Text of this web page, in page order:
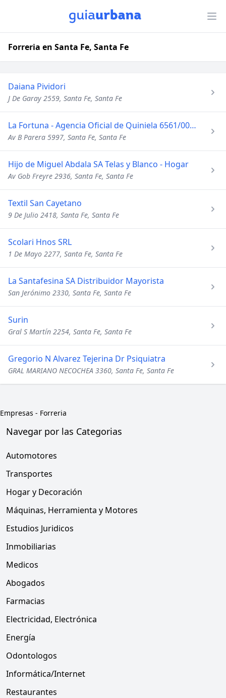
Forreria en Santa Fe, Santa Fe
Daiana Pividori
J De Garay 2559, Santa Fe, Santa Fe
La Fortuna - Agencia Oficial de Quiniela 6561/00 - Telecabin
Av B Parera 5997, Santa Fe, Santa Fe
Hijo de Miguel Abdala SA Telas y Blanco - Hogar
Av Gob Freyre 2936, Santa Fe, Santa Fe
Textil San Cayetano
9 De Julio 2418, Santa Fe, Santa Fe
Scolari Hnos SRL
1 De Mayo 2277, Santa Fe, Santa Fe
La Santafesina SA Distribuidor Mayorista
San Jerónimo 2330, Santa Fe, Santa Fe
Surin
Gral S Martín 2254, Santa Fe, Santa Fe
Gregorio N Alvarez Tejerina Dr Psiquiatra
GRAL MARIANO NECOCHEA 3360, Santa Fe, Santa Fe
Empresas - Forreria
Navegar por las Categorias
Automotores
Transportes
Hogar y Decoración
Máquinas, Herramienta y Motores
Estudios Juridicos
Inmobiliarias
Medicos
Abogados
Farmacias
Electricidad, Electrónica
Energía
Odontologos
Informática/Internet
Restaurantes